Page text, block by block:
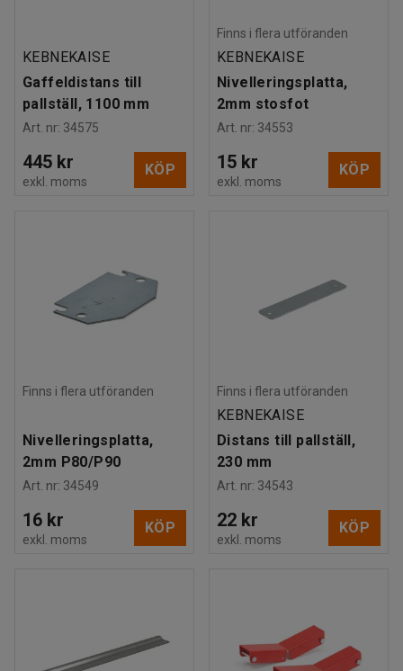
KEBNEKAISE
Gaffeldistans till
pallställ, 1100 mm
Art. nr: 34575
445 kr
exkl. moms
KÖP
Finns i flera utföranden
KEBNEKAISE
Nivelleringsplatta,
2mm stosfot
Art. nr: 34553
15 kr
exkl. moms
KÖP
Finns i flera utföranden
Nivelleringsplatta,
2mm P80/P90
Art. nr: 34549
16 kr
exkl. moms
KÖP
Finns i flera utföranden
KEBNEKAISE
Distans till pallställ,
230 mm
Art. nr: 34543
22 kr
exkl. moms
KÖP